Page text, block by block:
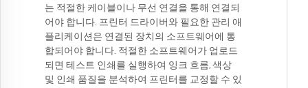
는 적절한 케이블이나 무선 연결을 통해 연결되
어야 합니다. 프린터 드라이버와 필요한 관리 애
플리케이션은 연결된 장치의 소프트웨어에 통
합되어야 합니다. 적절한 소프트웨어가 업로드
되면 테스트 인쇄를 실행하여 잉크 흐름, 색상
및 인쇄 품질을 분석하여 프린터를 교정할 수 있